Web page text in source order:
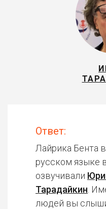
Ответ:
Лайрика Бента
русском языке
озвучивали
Тарадайкин .
людей вы